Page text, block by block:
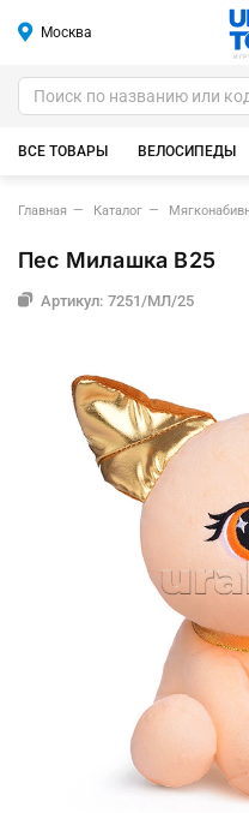
Москва
ВСЕ ТОВАРЫ ВЕЛОСИПЕДЫ
Главная Каталог
Пес Милашка В25
Артикул: 7251/МЛ/25